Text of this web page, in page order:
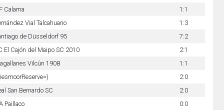
Calama
1:1
Vial Talcahuano
1:3
de Düsseldorf 95
7:2
El Cajón del Maipo SC 2010
2:1
Vilcún 1908
1:1
2:0
San Bernardo SC
2:0
Paillaco
0:0